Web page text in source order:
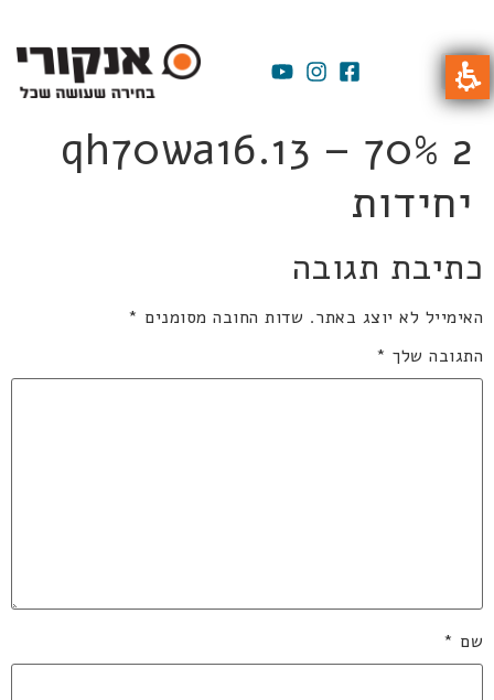
qh70wa16.13 – 70% 2
יחידות
כתיבת תגובה
האימייל לא יוצג באתר. שדות החובה מסומנים *
התגובה שלך *
שם *